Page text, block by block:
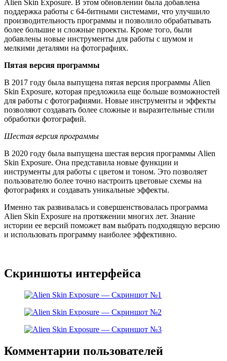
Alien Skin Exposure. В этом обновлении была добавлена
поддержка работы с 64-битными системами, что улучшило
производительность программы и позволило обрабатывать
более большие и сложные проекты. Кроме того, были
добавлены новые инструменты для работы с шумом и
мелкими деталями на фотографиях.
Пятая версия программы
В 2017 году была выпущена пятая версия программы Alien
Skin Exposure, которая предложила еще больше возможностей
для работы с фотографиями. Новые инструменты и эффекты
позволяют создавать более сложные и выразительные стили
обработки фотографий.
Шестая версия программы
В 2020 году была выпущена шестая версия программы Alien
Skin Exposure. Она представила новые функции и
инструменты для работы с цветом и тоном. Это позволяет
пользователю более точно настроить цветовые схемы на
фотографиях и создавать уникальные эффекты.
Именно так развивалась и совершенствовалась программа
Alien Skin Exposure на протяжении многих лет. Знание
истории ее версий поможет вам выбрать подходящую версию
и использовать программу наиболее эффективно.
Скриншоты интерфейса
Комментарии пользователей